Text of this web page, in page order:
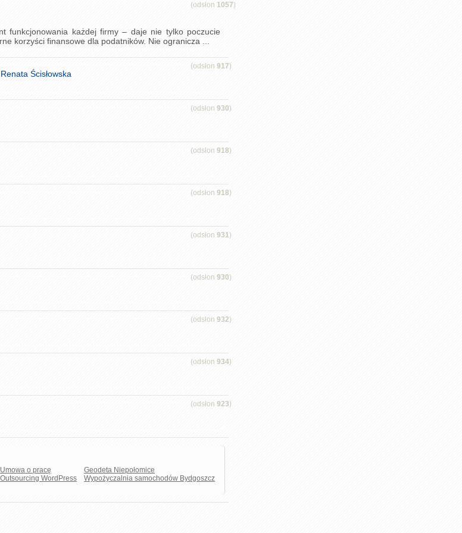
(odsłon 1057)
funkcjonowania każdej firmy – daje nie tylko poczucie
korzyści finansowe dla podatników. Nie ogranicza ...
(odsłon 917)
Ścisłowska
(odsłon 930)
(odsłon 918)
(odsłon 918)
(odsłon 931)
(odsłon 930)
(odsłon 932)
(odsłon 934)
(odsłon 923)
Umowa o pracę
Outsourcing WordPress
Geodeta Niepołomice
Wypożyczalnia samochodów Bydgoszcz